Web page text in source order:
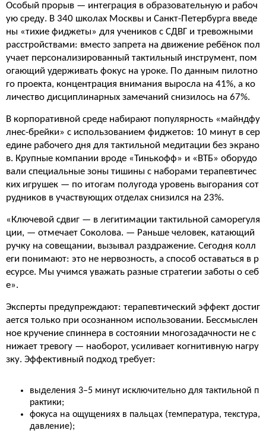
Особый прорыв — интеграция в образовательную и рабоч
ую среду. В 340 школах Москвы и Санкт-Петербурга введе
ны «тихие фиджеты» для учеников с СДВГ и тревожными
расстройствами: вместо запрета на движение ребёнок пол
учает персонализированный тактильный инструмент, пом
огающий удерживать фокус на уроке. По данным пилотно
го проекта, концентрация внимания выросла на 41%, а ко
личество дисциплинарных замечаний снизилось на 67%.
В корпоративной среде набирают популярность «майндфу
лнес-брейки» с использованием фиджетов: 10 минут в сер
едине рабочего дня для тактильной медитации без экрано
в. Крупные компании вроде «Тинькофф» и «ВТБ» оборудо
вали специальные зоны тишины с наборами терапевтичес
ких игрушек — по итогам полугода уровень выгорания сот
рудников в участвующих отделах снизился на 23%.
«Ключевой сдвиг — в легитимации тактильной саморегуля
ции, — отмечает Соколова. — Раньше человек, катающий
ручку на совещании, вызывал раздражение. Сегодня колл
еги понимают: это не нервозность, а способ оставаться в р
есурсе. Мы учимся уважать разные стратегии заботы о себ
е».
Эксперты предупреждают: терапевтический эффект достиг
ается только при осознанном использовании. Бессмыслен
ное кручение спиннера в состоянии многозадачности не с
нижает тревогу — наоборот, усиливает когнитивную нагру
зку. Эффективный подход требует:
выделения 3–5 минут исключительно для тактильной п
рактики;
фокуса на ощущениях в пальцах (температура, текстура,
давление);